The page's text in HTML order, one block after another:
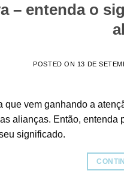
– entenda o
POSTED ON 13 DE
que vem ganhando a
alianças. Então,
significado.